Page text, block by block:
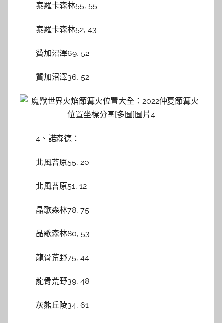
泰羅卡森林55, 55
泰羅卡森林52, 43
贊加沼澤69, 52
贊加沼澤36, 52
4、諾森德：
北風苔原55, 20
北風苔原51, 12
晶歌森林78, 75
晶歌森林80, 53
龍骨荒野75, 44
龍骨荒野39, 48
灰熊丘陵34, 61